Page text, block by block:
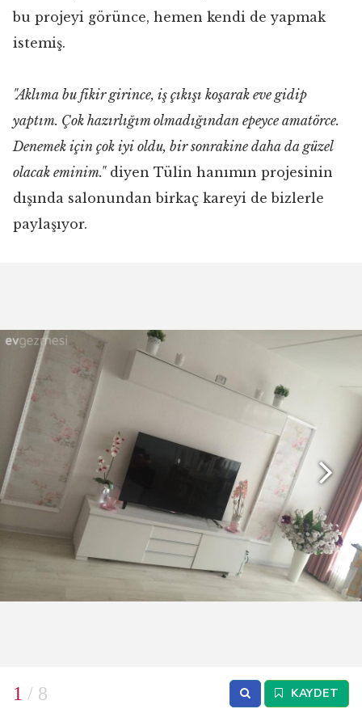
bu projeyi görünce, hemen kendi de yapmak
istemiş.
"Aklıma bu fikir girince, iş çıkışı koşarak eve gidip
yaptım. Çok hazırlığım olmadığından epeyce amatörce.
Denemek için çok iyi oldu, bir sonrakine daha da güzel
olacak eminim."diyen Tülin hanımın projesinin
dışında salonundan birkaç kareyi de bizlerle
paylaşıyor.
1 / 8 KAYDET